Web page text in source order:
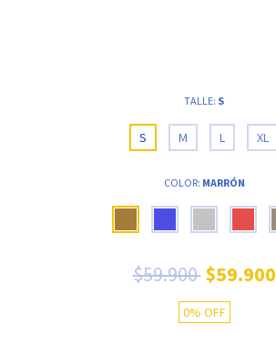
TALLE: S
S M L XL
COLOR: MARRÓN
$59.900$59.900
0% OFF